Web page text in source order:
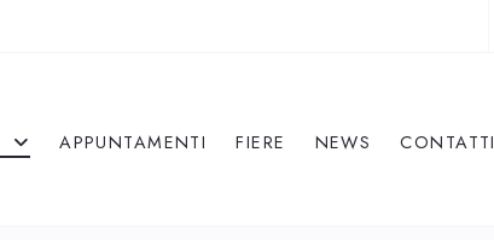
APPUNTAMENTI FIERE NEWS CONTATTI